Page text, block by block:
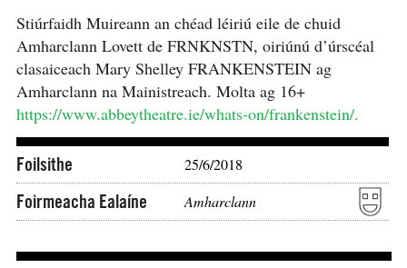
Stiúrfaidh Muireann an chéad léiriú eile de chuid
Amharclann Lovett de FRNKNSTN, oiriúnú d’úrscéal
clasaiceach Mary Shelley FRANKENSTEIN ag
Amharclann na Mainistreach. Molta ag 16+
https://www.abbeytheatre.ie/whats-on/frankenstein/.
Foilsithe 25/6/2018
Foirmeacha Ealaíne Amharclann